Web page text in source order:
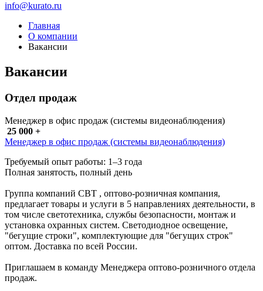
info@kurato.ru
Главная
О компании
Вакансии
Вакансии
Отдел продаж
Менеджер в офис продаж (системы видеонаблюдения)
25 000 +
Менеджер в офис продаж (системы видеонаблюдения)
Требуемый опыт работы: 1–3 года
Полная занятость, полный день
Группа компаний СВТ , оптово-розничная компания,
предлагает товары и услуги в 5 направлениях деятельности, в
том числе светотехника, службы безопасности, монтаж и
установка охранных систем. Светодиодное освещение,
"бегущие строки", комплектующие для "бегущих строк"
оптом. Доставка по всей России.
Приглашаем в команду Менеджера оптово-розничного отдела
продаж.